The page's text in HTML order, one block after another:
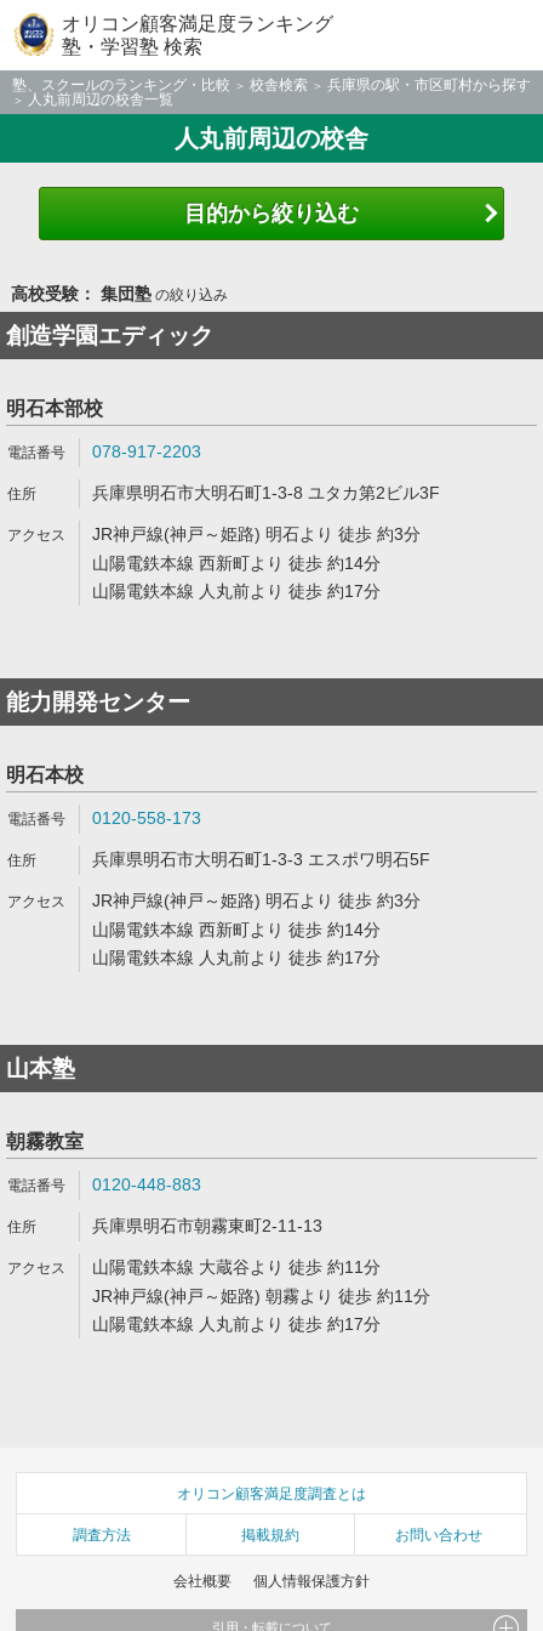
オリコン顧客満足度ランキング
塾・学習塾 検索
塾、スクールのランキング・比較 校舎検索
兵庫県の駅・市区町村から探す
人丸前周辺の校舎一覧
人丸前周辺の校舎
目的から絞り込む
高校受験： 集団塾の絞り込み
創造学園エディック
明石本部校
078-917-2203
兵庫県明石市大明石町1-3-8 ユタカ第2ビル3F
JR神戸線(神戸～姫路) 明石より 徒歩 約3分
山陽電鉄本線 西新町より 徒歩 約14分
山陽電鉄本線 人丸前より 徒歩 約17分
能力開発センター
明石本校
0120-558-173
兵庫県明石市大明石町1-3-3 エスポワ明石5F
JR神戸線(神戸～姫路) 明石より 徒歩 約3分
山陽電鉄本線 西新町より 徒歩 約14分
山陽電鉄本線 人丸前より 徒歩 約17分
山本塾
朝霧教室
0120-448-883
兵庫県明石市朝霧東町2-11-13
山陽電鉄本線 大蔵谷より 徒歩 約11分
JR神戸線(神戸～姫路) 朝霧より 徒歩 約11分
山陽電鉄本線 人丸前より 徒歩 約17分
オリコン顧客満足度調査とは
調査方法 掲載規約 お問い合わせ
会社概要 個人情報保護方針
引用・転載について